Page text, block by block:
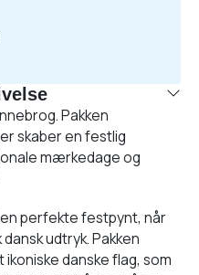
Pakken
skaber en festlig
mærkedage og
perfekte festpynt, når
udtryk. Pakken
danske flag, som